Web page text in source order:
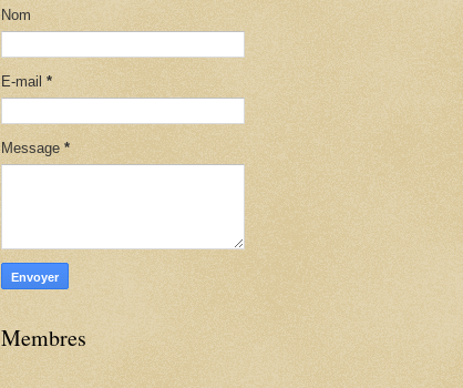
Nom
E-mail *
Message *
Membres